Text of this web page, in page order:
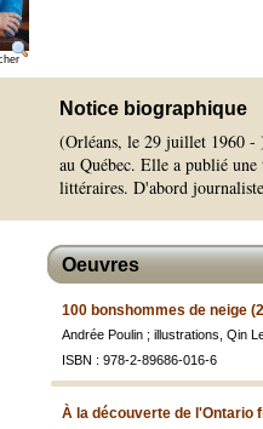
Notice biographique
(Orléans, le 29 juillet 1960 -
au Québec. Elle a publié
littéraires. D'abord
Oeuvres
100 bonshommes de neige
Andrée Poulin ; illustrations, Qin
ISBN : 978-2-89686-016-6
À la découverte de l'Ontario